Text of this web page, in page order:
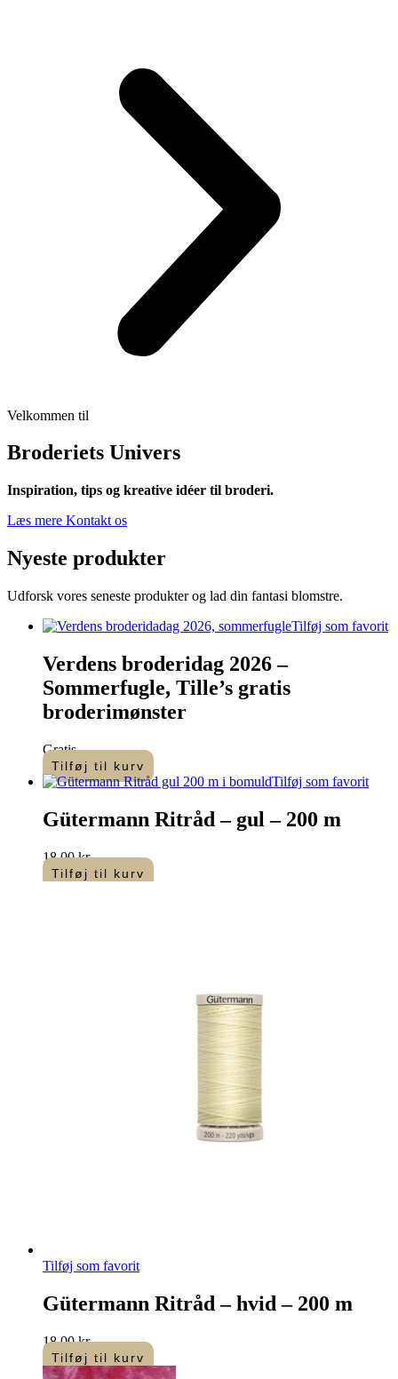
Velkommen til
Broderiets Univers
Inspiration, tips og kreative idéer til broderi.
Læs mere Kontakt os
Nyeste produkter
Udforsk vores seneste produkter og lad din fantasi blomstre.
Tilføj som favorit
Verdens broderidag 2026 –
Sommerfugle, Tille’s gratis
broderimønster
Gratis
Tilføj til kurv
Tilføj som favorit
Gütermann Ritråd – gul – 200 m
18,00kr.
Tilføj til kurv
Tilføj som favorit
Gütermann Ritråd – hvid – 200 m
18,00kr.
Tilføj til kurv